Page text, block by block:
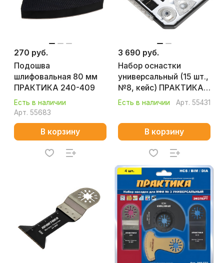
270 руб.
Подошва
шлифовальная 80 мм
ПРАКТИКА 240-409
Есть в наличии
Арт. 55683
В корзину
3 690 руб.
Набор оснастки
универсальный (15 шт.,
№8, кейс) ПРАКТИКА
240-577
Есть в наличии Арт. 55431
В корзину